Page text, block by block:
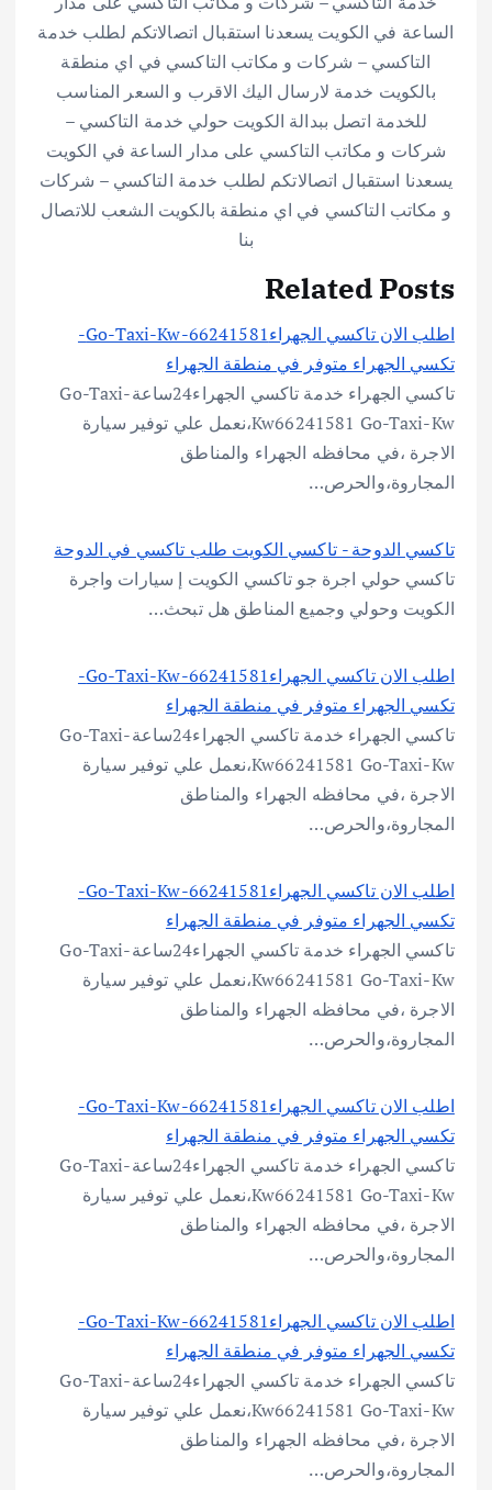
الساعة في الكويت يسعدنا استقبال اتصالاتكم لطلب خدمة
التاكسي – شركات و مكاتب التاكسي في اي منطقة
بالكويت خدمة لارسال اليك الاقرب و السعر المناسب
للخدمة اتصل ببدالة الكويت حولي خدمة التاكسي –
شركات و مكاتب التاكسي على مدار الساعة في الكويت
يسعدنا استقبال اتصالاتكم لطلب خدمة التاكسي – شركات
و مكاتب التاكسي في اي منطقة بالكويت الشعب للاتصال
بنا
Related Posts
اطلب الان تاكسي الجهراءGo-Taxi-Kw-66241581-
تكسي الجهراء متوفر في منطقة الجهراء
تاكسي الجهراء خدمة تاكسي الجهراء24ساعةGo-Taxi-
Kw66241581 Go-Taxi-Kw،نعمل علي توفير سيارة
الاجرة ،في محافظه الجهراء والمناطق
المجاروة،والحرص…
تاكسي الدوحة - تاكسي الكويت طلب تاكسي في الدوحة
تاكسي حولي اجرة جو تاكسي الكويت إ سيارات واجرة
الكويت وحولي وجميع المناطق هل تبحث…
اطلب الان تاكسي الجهراءGo-Taxi-Kw-66241581-
تكسي الجهراء متوفر في منطقة الجهراء
تاكسي الجهراء خدمة تاكسي الجهراء24ساعةGo-Taxi-
Kw66241581 Go-Taxi-Kw،نعمل علي توفير سيارة
الاجرة ،في محافظه الجهراء والمناطق
المجاروة،والحرص…
اطلب الان تاكسي الجهراءGo-Taxi-Kw-66241581-
تكسي الجهراء متوفر في منطقة الجهراء
تاكسي الجهراء خدمة تاكسي الجهراء24ساعةGo-Taxi-
Kw66241581 Go-Taxi-Kw،نعمل علي توفير سيارة
الاجرة ،في محافظه الجهراء والمناطق
المجاروة،والحرص…
اطلب الان تاكسي الجهراءGo-Taxi-Kw-66241581-
تكسي الجهراء متوفر في منطقة الجهراء
تاكسي الجهراء خدمة تاكسي الجهراء24ساعةGo-Taxi-
Kw66241581 Go-Taxi-Kw،نعمل علي توفير سيارة
الاجرة ،في محافظه الجهراء والمناطق
المجاروة،والحرص…
اطلب الان تاكسي الجهراءGo-Taxi-Kw-66241581-
تكسي الجهراء متوفر في منطقة الجهراء
تاكسي الجهراء خدمة تاكسي الجهراء24ساعةGo-Taxi-
Kw66241581 Go-Taxi-Kw،نعمل علي توفير سيارة
الاجرة ،في محافظه الجهراء والمناطق
المجاروة،والحرص…